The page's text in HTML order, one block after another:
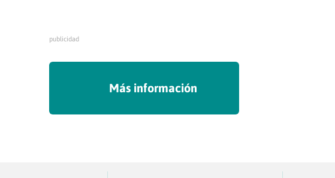
publicidad
Más información